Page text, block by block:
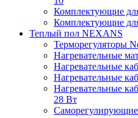
Комплектующие
Комплектующие
Теплый пол NEXANS
Терморегуляторы
Нагревательные
Нагревательные
Нагревательные
Нагревательные
28 Вт